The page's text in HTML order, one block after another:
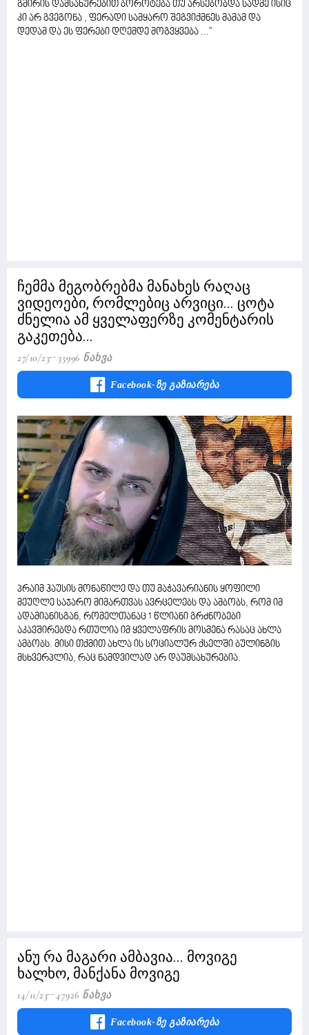
გმირის დამსახურებით ბოროტება თუ არსებობდა სადმე ისიც
კი არ გვეგონა , ფერადი სამყარო შეგვიქმნეს მამამ და
დედამ და ეს ფერები დღემდე მოგვყვება ...''
ჩემმა მეგობრებმა მანახეს რაღაც
ვიდეოები, რომლებიც არვიცი... ცოტა
ძნელია ამ ყველაფერზე კომენტარის
გაკეთება...
27/10/23 35996 Ნახვა
Facebook-Ზე Გაზიარება
პრაიმ ჰაუსის მონაწილე და თუ მაჭავარიანის ყოფილი
მეუღლე საჯარო მიმართვას ავრცელებს და ამბობს, რომ იმ
ადამიანისგან, რომელთანაც 1 წლიანი გრძნობები
აკავშირებდა რთულია იმ ყველაფრის მოსმენა რასაც ახლა
ამბობს. მისი თქმით ახლა ის სოციალურ ქსელში ბულინგის
მსხვერპლია, რაც ნამდვილად არ დაუმსახურებია.
ანუ რა მაგარი ამბავია... მოვიგე
ხალხო, მანქანა მოვიგე
14/11/23 47926 Ნახვა
Facebook-Ზე Გაზიარება